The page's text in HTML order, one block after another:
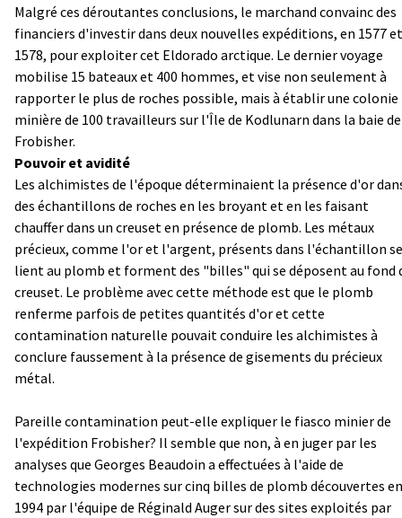
Malgré ces déroutantes conclusions, le marchand convainc des
financiers d'investir dans deux nouvelles expéditions, en 1577 et
1578, pour exploiter cet Eldorado arctique. Le dernier voyage
mobilise 15 bateaux et 400 hommes, et vise non seulement à
rapporter le plus de roches possible, mais à établir une colonie
minière de 100 travailleurs sur l'Île de Kodlunarn dans la baie de
Frobisher.
Pouvoir et avidité
Les alchimistes de l'époque déterminaient la présence d'or
des échantillons de roches en les broyant et en les faisant
chauffer dans un creuset en présence de plomb. Les métaux
précieux, comme l'or et l'argent, présents dans l'échantillon se
lient au plomb et forment des "billes" qui se déposent au fond
creuset. Le problème avec cette méthode est que le plomb
renferme parfois de petites quantités d'or et cette
contamination naturelle pouvait conduire les alchimistes à
conclure faussement à la présence de gisements du précieux
métal.
Pareille contamination peut-elle expliquer le fiasco minier de
l'expédition Frobisher? Il semble que non, à en juger par les
analyses que Georges Beaudoin a effectuées à l'aide de
technologies modernes sur cinq billes de plomb découvertes en
1994 par l'équipe de Réginald Auger sur des sites exploités par